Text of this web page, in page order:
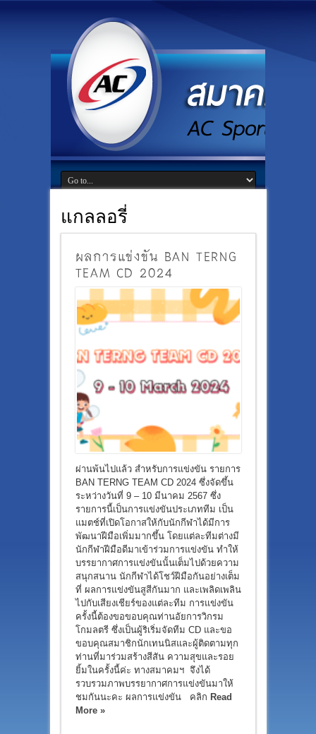
แกลลอรี่
ผลการแข่งขัน BAN TERNG
TEAM CD 2024
ผ่านพ้นไปแล้ว สำหรับการแข่งขัน รายการ
BAN TERNG TEAM CD 2024 ซึ่งจัดขึ้น
ระหว่างวันที่ 9 – 10 มีนาคม 2567 ซึ่ง
รายการนี้เป็นการแข่งขันประเภททีม เป็น
แมตช์ที่เปิดโอกาสให้กับนักกีฬาได้มีการ
พัฒนาฝีมือเพิ่มมากขึ้น โดยแต่ละทีมต่างมี
นักกีฬาฝีมือดีมาเข้าร่วมการแข่งขัน ทำให้
บรรยากาศการแข่งขันนั้นเต็มไปด้วยความ
สนุกสนาน นักกีฬาได้โชว์ฝีมือกันอย่างเต็ม
ที่ ผลการแข่งขันสูสีกันมาก และเพลิดเพลิน
ไปกับเสียงเชียร์ของแต่ละทีม การแข่งขัน
ครั้งนี้ต้องขอขอบคุณท่านอัยการวิกรม
โกมลตรี ซึ่งเป็นผู้ริเริ่มจัดทีม CD และขอ
ขอบคุณสมาชิกนักเทนนิสและผู้ติดตามทุก
ท่านที่มาร่วมสร้างสีสัน ความสุขและรอย
ยิ้มในครั้งนี้ค่ะ ทางสมาคมฯ จึงได้
รวบรวมภาพบรรยากาศการแข่งขันมาให้
ชมกันนะคะ ผลการแข่งขัน คลิก Read
More »